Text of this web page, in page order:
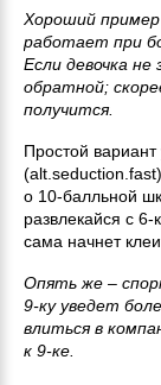
Хороший
работает при
Если девочка
обратной;
получится.
Простой вариант
о 10-балльной
развлекайся с 6-
сама начнет
Опять же –
9-ку уведет
влиться в
к 9-ке.